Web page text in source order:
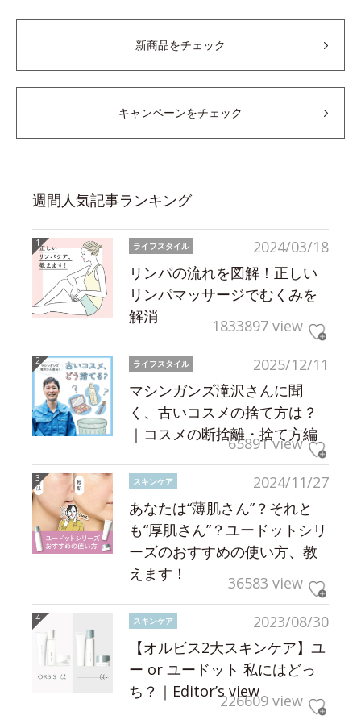
新商品をチェック
キャンペーンをチェック
週間人気記事ランキング
2024/03/18
ライフスタイル
リンパの流れを図解！正しい
リンパマッサージでむくみを
解消
1833897 view
2025/12/11
ライフスタイル
マシンガンズ滝沢さんに聞
く、古いコスメの捨て方は？
｜コスメの断捨離・捨て方編
65891 view
2024/11/27
スキンケア
あなたは“薄肌さん”？それと
も“厚肌さん”？ユードットシリ
ーズのおすすめの使い方、教
えます！
36583 view
2023/08/30
スキンケア
【オルビス2大スキンケア】ユ
ー or ユードット 私にはどっ
ち？｜Editor’s view226609 view